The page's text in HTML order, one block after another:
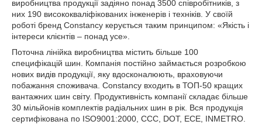
виробництва продукції задіяно понад 3500 співробітників, з
них 190 висококваліфікованих інженерів і техніків. У своїй
роботі бренд Constancy керується таким принципом: «Якість і
інтереси клієнтів – понад усе».
Поточна лінійка виробництва містить більше 100
специфікацій шин. Компанія постійно займається розробкою
нових видів продукції, яку вдосконалюють, враховуючи
побажання споживача. Constancy входить в ТОП-50 кращих
вантажних шин світу. Продуктивність компанії складає більше
30 мільйонів комплектів радіальних шин в рік. Вся продукція
сертифікована по ISO9001:2000, CCC, DOT, ECE, INMETRO.